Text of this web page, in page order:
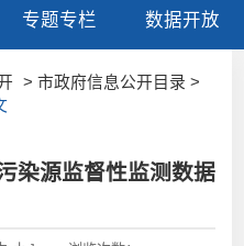
专题专栏 数据开放
> 市政府信息公开目录 >
染源监督性监测数据